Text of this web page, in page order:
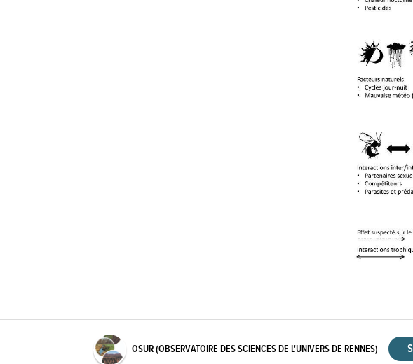
OSUR (OBSERVATOIRE DES SCIENCES DE L'UNIVERS DE RENNES)